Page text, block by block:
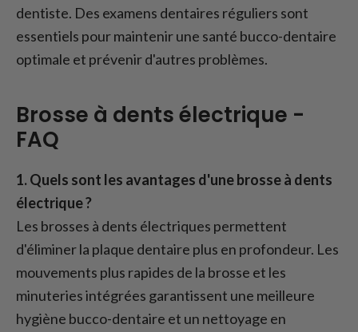
dentiste. Des examens dentaires réguliers sont
essentiels pour maintenir une santé bucco-dentaire
optimale et prévenir d'autres problèmes.
Brosse à dents électrique -
FAQ
1. Quels sont les avantages d'une brosse à dents
électrique ?
Les brosses à dents électriques permettent
d'éliminer la plaque dentaire plus en profondeur. Les
mouvements plus rapides de la brosse et les
minuteries intégrées garantissent une meilleure
hygiène bucco-dentaire et un nettoyage en